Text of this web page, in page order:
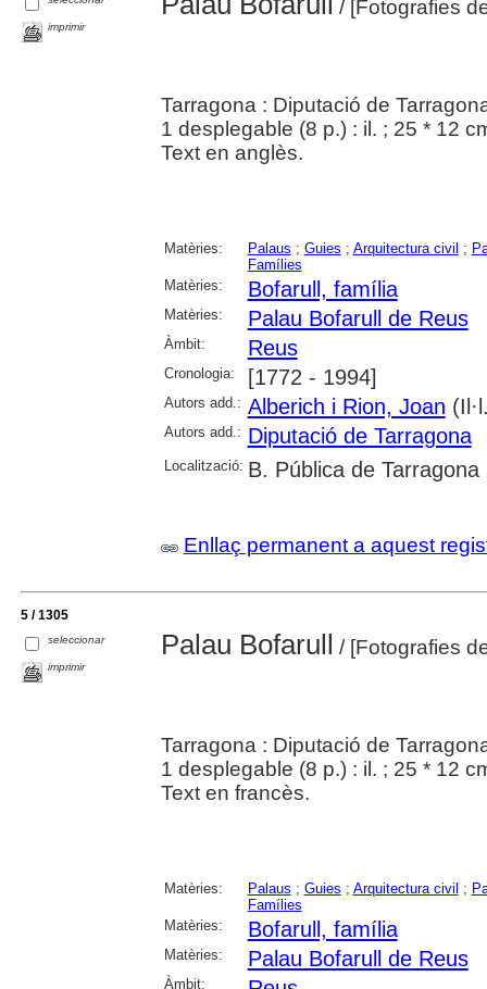
imprimir
/ [Fotografies
Tarragona : Diputació de
1 desplegable (8 p.) : il. ; 25 * 12
Text en anglès.
Matèries: Palaus ; Guies ; Arquitectura civil ;
Famílies
Matèries:
Bofarull, família
Matèries: Palau Bofarull de Reus
Àmbit: Reus
Cronologia: [1772 - 1994]
Autors add.: Alberich i Rion, Joan
Autors add.: Diputació de Tarragona
Localització: B. Pública de Tarragona
Enllaç permanent a aquest
5 / 1305
seleccionar
imprimir
Palau Bofarull / [Fotografies
Tarragona : Diputació de
1 desplegable (8 p.) : il. ; 25 * 12
Text en francès.
Matèries: Palaus ; Guies ; Arquitectura civil ;
Famílies
Matèries:
Bofarull, família
Matèries: Palau Bofarull de Reus
Àmbit: